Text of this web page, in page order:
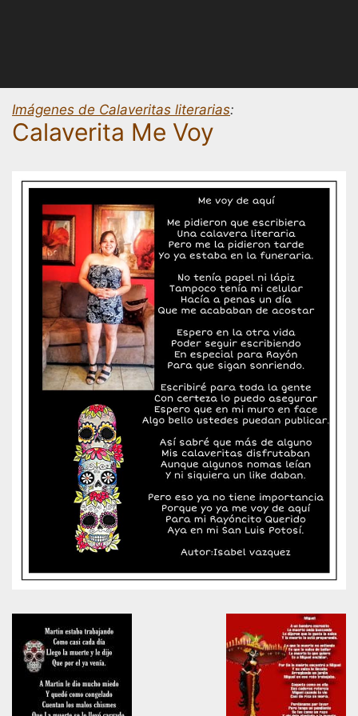
Imágenes de Calaveritas literarias:
Calaverita Me Voy